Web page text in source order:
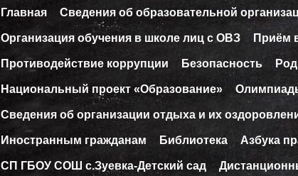
Главная Сведения об образовательной
Организация обучения в школе лиц с ОВЗ Приём
Противодействие коррупции Безопасность
Национальный проект «Образование»
Сведения об организации отдыха и их
Иностранным гражданам Библиотека Азбука
СП ГБОУ СОШ с.Зуевка-Детский сад